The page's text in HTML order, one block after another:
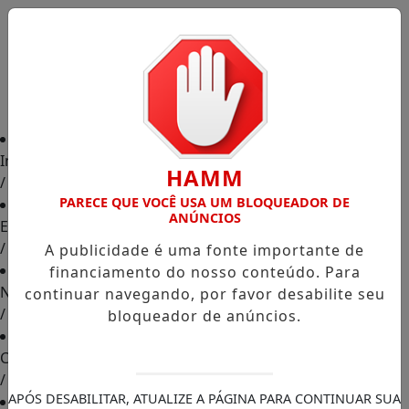
Início
/
Edições
/
Notícias
/
Contato
/
HAMM
PARECE QUE VOCÊ USA UM BLOQUEADOR DE
ANÚNCIOS
A publicidade é uma fonte importante de
financiamento do nosso conteúdo. Para
continuar navegando, por favor desabilite seu
bloqueador de anúncios.
APÓS DESABILITAR, ATUALIZE A PÁGINA PARA CONTINUAR SUA